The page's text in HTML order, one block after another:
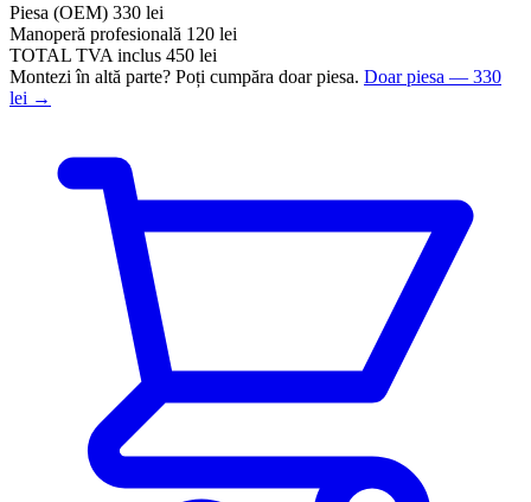
Piesa (OEM) 330 lei
Manoperă profesională 120 lei
TOTAL TVA inclus 450 lei
Montezi în altă parte? Poți cumpăra doar piesa. Doar piesa — 330
lei →